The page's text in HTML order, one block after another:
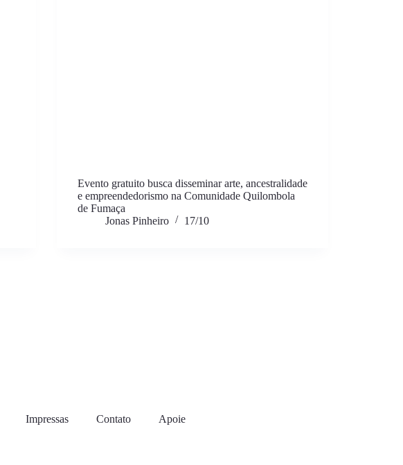
Evento gratuito busca disseminar arte, ancestralidade
e empreendedorismo na Comunidade Quilombola
de Fumaça
Jonas Pinheiro
17/10
Impressas Contato Apoie